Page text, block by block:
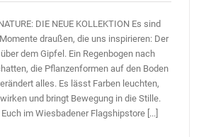
DIE NEUE KOLLEKTION Es sind
draußen, die uns inspirieren: Der
dem Gipfel. Ein Regenbogen nach
die Pflanzenformen auf den Boden
alles. Es lässt Farben leuchten,
und bringt Bewegung in die Stille.
im Wiesbadener Flagshipstore [...]